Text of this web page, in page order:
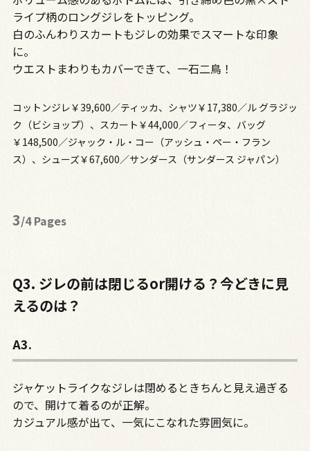
ライプ柄のロングジレをトッピング。
白のふんわりスカートもジレの効果でスマートな印象
に。
ウエストまわりもカバーできて、一石二鳥！
コットンジレ￥39,600／ティッカ、シャツ￥17,380／ル グラジッ
ク（ビショップ）、スカート￥44,000／フィータ、バッグ
￥148,500／ジャック・ル・コー（アッシュ・ペー・フラン
ス）、シューズ￥67,600／サンダース（サンダース ジャパン）
3/4 Pages
Q3. ジレの前は閉じるor開ける？今どきに見
えるのは？
A3.
ジャケットライクなジレは閉めるときちんと見え過ぎる
ので、開けて着るのが正解。
カジュアル感が出て、一気にこなれた雰囲気に。